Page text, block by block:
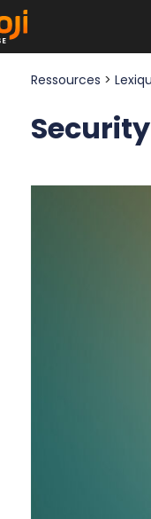
Ressources >